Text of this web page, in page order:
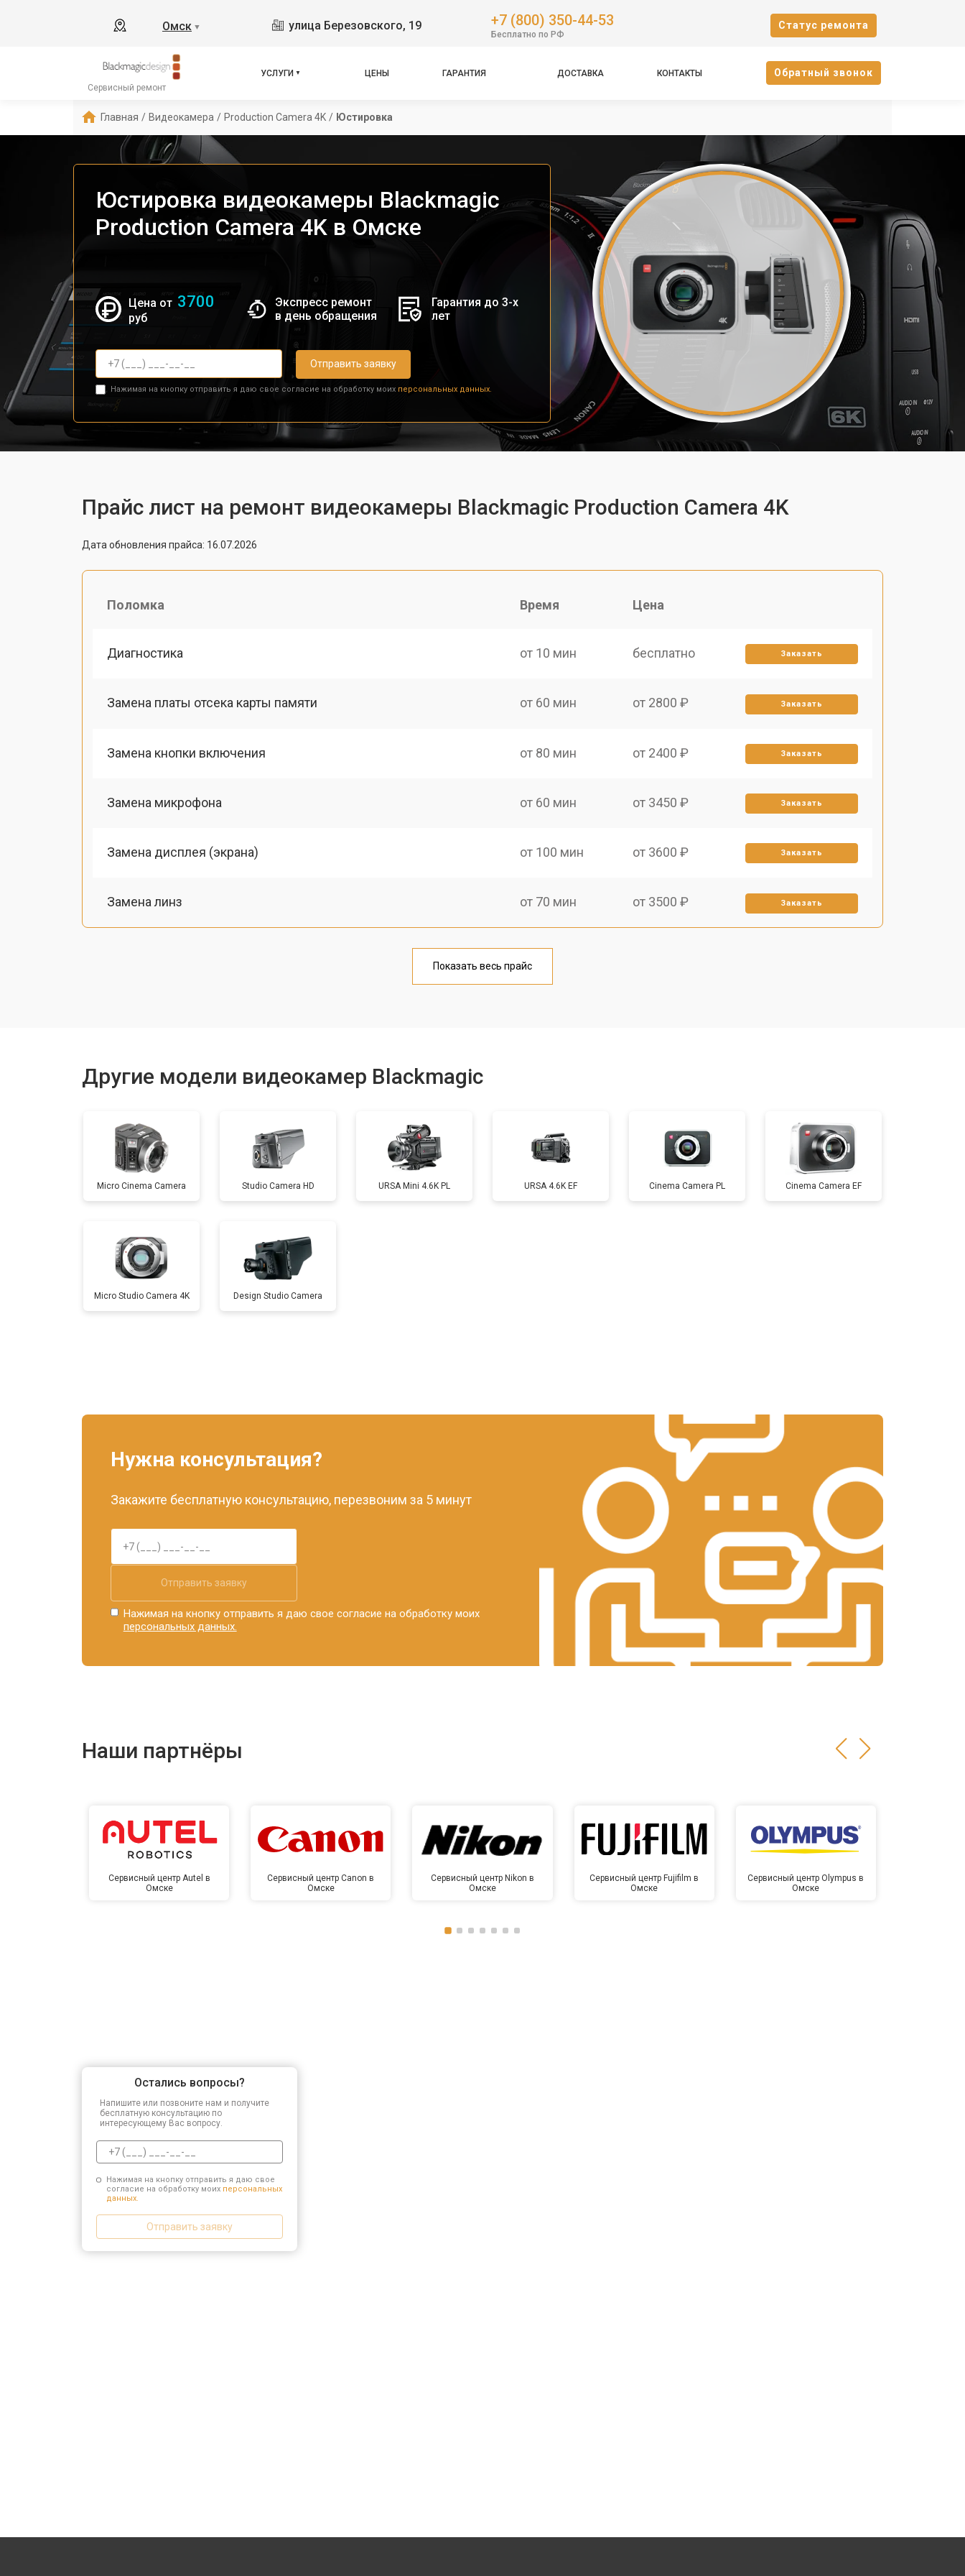
Омск ▼ улица Березовского, 19 +7 (800) 350-44-53
Бесплатно по РФ
Cтатус ремонта
Сервисный ремонт
УСЛУГИ ЦЕНЫ ГАРАНТИЯ ДОСТАВКА КОНТАКТЫ Oбратный звонок
Главная / Видеокамера / Production Camera 4K / Юстировка
Юстировка видеокамеры Blackmagic
Production Camera 4K в Омске
Цена от 3700
руб
Экспресс ремонт
в день обращения
Гарантия до 3-х
лет
Отправить заявку
Нажимая на кнопку отправить я даю свое согласие на обработку моих персональных данных.
Прайс лист на ремонт видеокамеры Blackmagic Production Camera 4K
Дата обновления прайса: 16.07.2026
Поломка Время Цена
Диагностика от 10 мин бесплатно Заказать
Замена платы отсека карты памяти от 60 мин от 2800 ₽ Заказать
Замена кнопки включения от 80 мин от 2400 ₽ Заказать
Замена микрофона от 60 мин от 3450 ₽ Заказать
Замена дисплея (экрана) от 100 мин от 3600 ₽ Заказать
Замена линз от 70 мин от 3500 ₽ Заказать
от 70 мин
Замена/ремонт стабилизатора от 80 мин от 4500 ₽ Заказать
Ремонт объектива от 130 мин от 5000 ₽ Заказать
Показать весь прайс
Другие модели видеокамер Blackmagic
Micro Cinema Camera Studio Camera HD URSA Mini 4.6K PL URSA 4.6K EF Cinema Camera PL Cinema Camera EF
Micro Studio Camera 4K Design Studio Camera
Нужна консультация?
Закажите бесплатную консультацию, перезвоним за 5 минут
Отправить заявку
Нажимая на кнопку отправить я даю свое согласие на обработку моих
персональных данных.
Наши партнёры
Сервисный центр Autel в
Омске
Сервисный центр Canon в
Омске
Сервисный центр Nikon в
Омске
Сервисный центр Fujifilm в
Омске
Сервисный центр Olympus в
Омске
Остались вопросы?
Напишите или позвоните нам и получите
бесплатную консультацию по
интересующему Вас вопросу.
Нажимая на кнопку отправить я даю свое
согласие на обработку моих персональных
данных.
Отправить заявку